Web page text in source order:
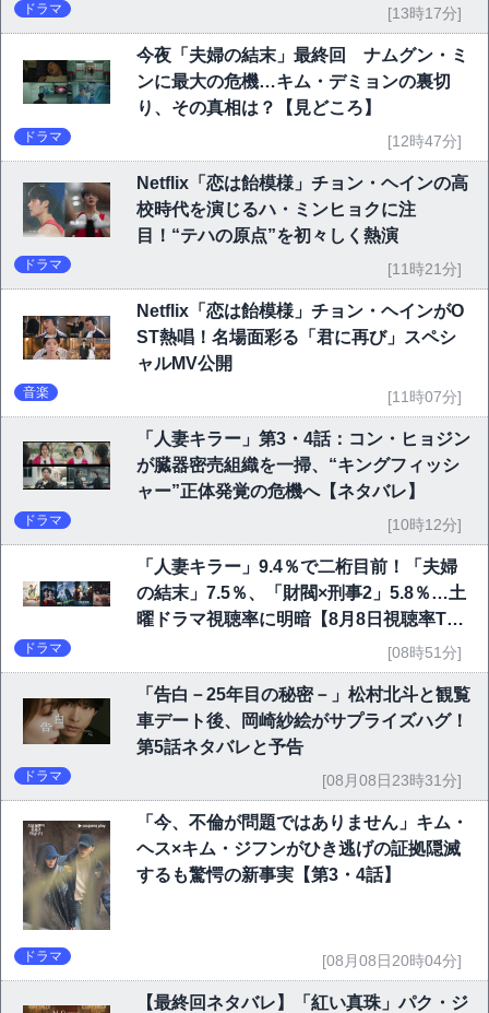
ドラマ [13時17分]
今夜「夫婦の結末」最終回 ナムグン・ミ
ンに最大の危機…キム・デミョンの裏切
り、その真相は？【見どころ】
ドラマ [12時47分]
Netflix「恋は飴模様」チョン・ヘインの高
校時代を演じるハ・ミンヒョクに注
目！“テハの原点”を初々しく熱演
ドラマ [11時21分]
Netflix「恋は飴模様」チョン・ヘインがO
ST熱唱！名場面彩る「君に再び」スペシ
ャルMV公開
音楽 [11時07分]
「人妻キラー」第3・4話：コン・ヒョジン
が臓器密売組織を一掃、“キングフィッシ
ャー”正体発覚の危機へ【ネタバレ】
ドラマ [10時12分]
「人妻キラー」9.4％で二桁目前！「夫婦
の結末」7.5％、「財閥×刑事2」5.8％…土
曜ドラマ視聴率に明暗【8月8日視聴率TO
ドラマ [08時51分]
「告白－25年目の秘密－」松村北斗と観覧
車デート後、岡崎紗絵がサプライズハグ！
第5話ネタバレと予告
ドラマ [08月08日23時31分]
「今、不倫が問題ではありません」キム・
ヘス×キム・ジフンがひき逃げの証拠隠滅
するも驚愕の新事実【第3・4話】
ドラマ [08月08日20時04分]
【最終回ネタバレ】「紅い真珠」パク・ジ